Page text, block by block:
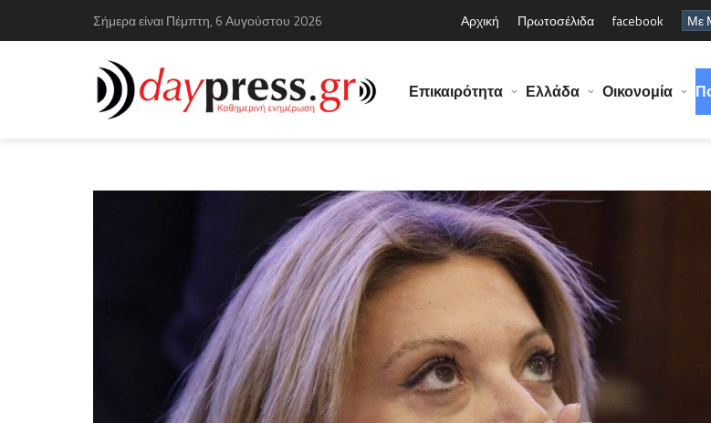
Σήμερα είναι Πέμπτη, 6 Αυγούστου 2026 Αρχική Πρωτοσέλιδα facebook Με
Επικαιρότητα Ελλάδα Οικονομία